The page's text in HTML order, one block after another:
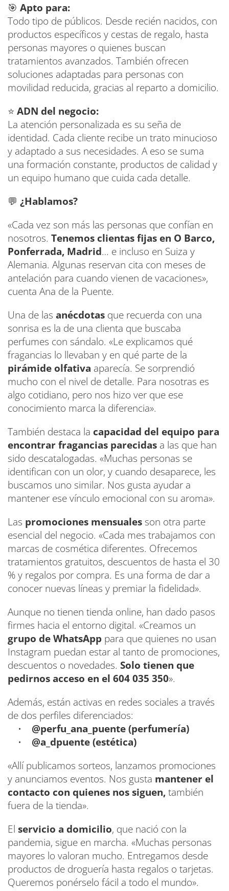
🎯 Apto para:
Todo tipo de públicos. Desde recién nacidos, con
productos específicos y cestas de regalo, hasta
personas mayores o quienes buscan
tratamientos avanzados. También ofrecen
soluciones adaptadas para personas con
movilidad reducida, gracias al reparto a domicilio.
⭐ ADN del negocio:
La atención personalizada es su seña de
identidad. Cada cliente recibe un trato minucioso
y adaptado a sus necesidades. A eso se suma
una formación constante, productos de calidad y
un equipo humano que cuida cada detalle.
💬 ¿Hablamos?
«Cada vez son más las personas que confían en
nosotros. Tenemos clientas fijas en O Barco,
Ponferrada, Madrid… e incluso en Suiza y
Alemania. Algunas reservan cita con meses de
antelación para cuando vienen de vacaciones»,
cuenta Ana de la Puente.
Una de las anécdotas que recuerda con una
sonrisa es la de una clienta que buscaba
perfumes con sándalo. «Le explicamos qué
fragancias lo llevaban y en qué parte de la
pirámide olfativa aparecía. Se sorprendió
mucho con el nivel de detalle. Para nosotras es
algo cotidiano, pero nos hizo ver que ese
conocimiento marca la diferencia».
También destaca la capacidad del equipo para
encontrar fragancias parecidas a las que han
sido descatalogadas. «Muchas personas se
identifican con un olor, y cuando desaparece, les
buscamos uno similar. Nos gusta ayudar a
mantener ese vínculo emocional con su aroma».
Las promociones mensuales son otra parte
esencial del negocio. «Cada mes trabajamos con
marcas de cosmética diferentes. Ofrecemos
tratamientos gratuitos, descuentos de hasta el 30
% y regalos por compra. Es una forma de dar a
conocer nuevas líneas y premiar la fidelidad».
Aunque no tienen tienda online, han dado pasos
firmes hacia el entorno digital. «Creamos un
grupo de WhatsApp para que quienes no usan
Instagram puedan estar al tanto de promociones,
descuentos o novedades. Solo tienen que
pedirnos acceso en el 604 035 350».
Además, están activas en redes sociales a través
de dos perfiles diferenciados:
•
@perfu_ana_puente (perfumería)
•
@a_dpuente (estética)
«Allí publicamos sorteos, lanzamos promociones
y anunciamos eventos. Nos gusta mantener el
contacto con quienes nos siguen,también
fuera de la tienda».
El servicio a domicilio, que nació con la
pandemia, sigue en marcha. «Muchas personas
mayores lo valoran mucho. Entregamos desde
productos de droguería hasta regalos o tarjetas.
Queremos ponérselo fácil a todo el mundo».